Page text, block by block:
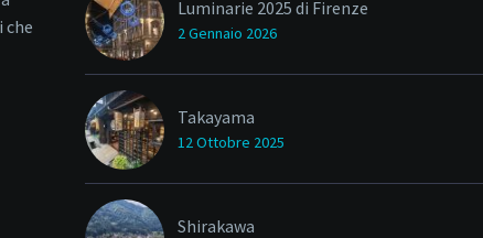
Luminarie 2025 di Firenze
2 Gennaio 2026
Takayama
12 Ottobre 2025
Shirakawa